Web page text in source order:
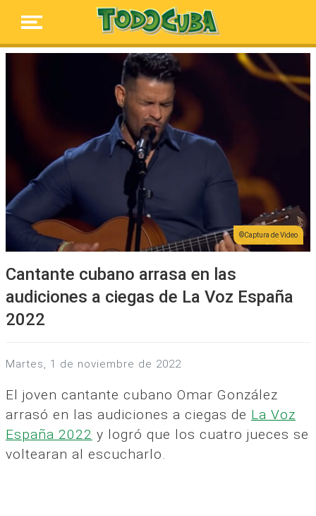
Captura de Video
Cantante cubano arrasa en las
audiciones a ciegas de La Voz España
2022
martes, 1 de noviembre de 2022
El joven cantante cubano Omar González
arrasó en las audiciones a ciegas de La Voz
España 2022 y logró que los cuatro jueces se
voltearan al escucharlo.